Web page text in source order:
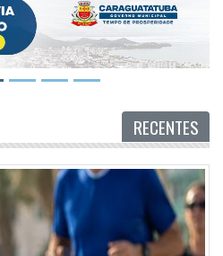
RECENTES